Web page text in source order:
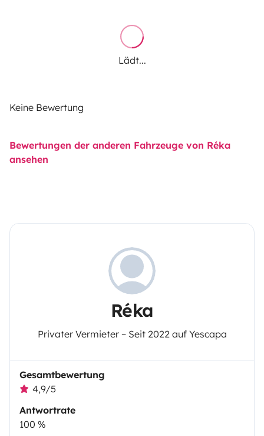
Lädt...
Keine Bewertung
Bewertungen der anderen Fahrzeuge von Réka
ansehen
Réka
Privater Vermieter – Seit 2022 auf Yescapa
Gesamtbewertung
4,9/5
Antwortrate
100 %